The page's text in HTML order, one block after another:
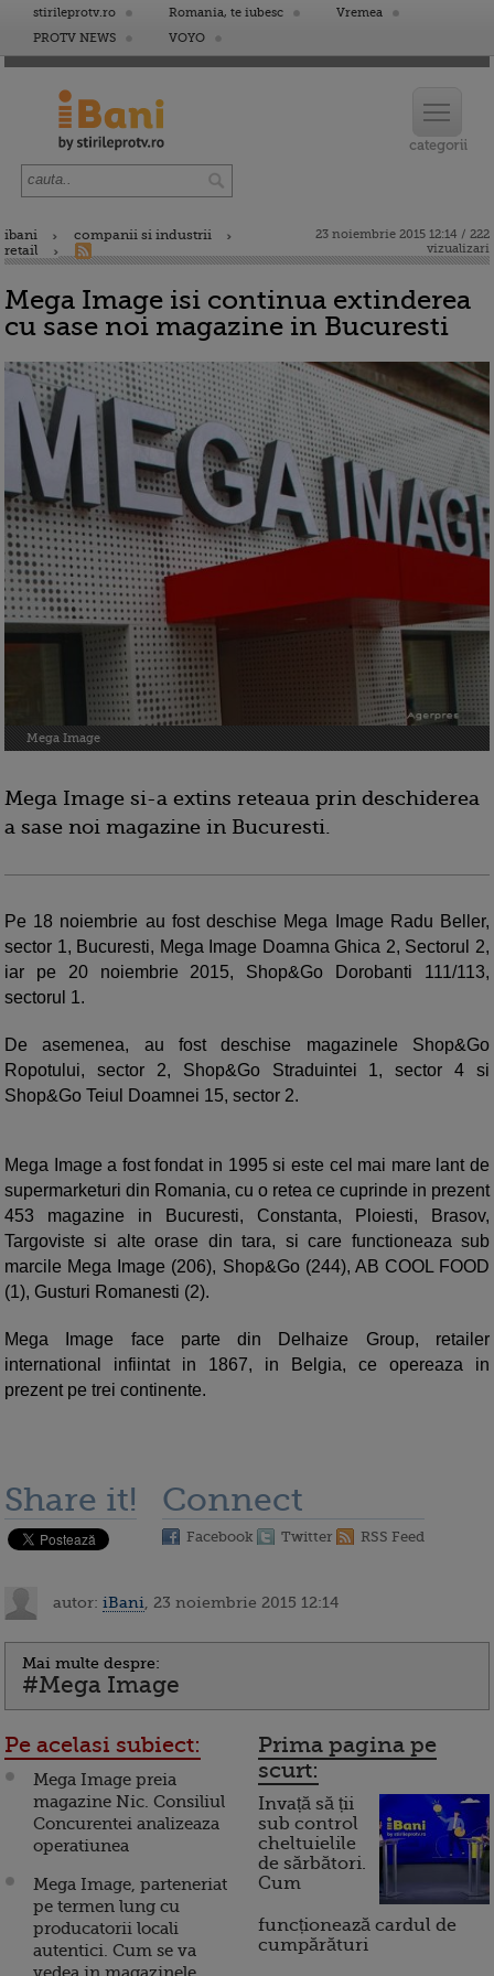
stirileprotv.ro Romania, te iubesc
Vremea
PROTV NEWS
VOYO
ibani
companii si industrii
retail
23 noiembrie 2015 12:14 / 222
vizualizari
Mega Image isi continua extinderea
cu sase noi magazine in Bucuresti
Mega Image
Mega Image si-a extins reteaua prin deschiderea
a sase noi magazine in Bucuresti.
Pe 18 noiembrie au fost deschise Mega Image Radu Beller,
sector 1, Bucuresti, Mega Image Doamna Ghica 2, Sectorul 2,
iar pe 20 noiembrie 2015, Shop&Go Dorobanti 111/113,
sectorul 1.
De asemenea, au fost deschise magazinele Shop&Go
Ropotului, sector 2, Shop&Go Straduintei 1, sector 4 si
Shop&Go Teiul Doamnei 15, sector 2.
Mega Image a fost fondat in 1995 si este cel mai mare lant de
supermarketuri din Romania, cu o retea ce cuprinde in prezent
453 magazine in Bucuresti, Constanta, Ploiesti, Brasov,
Targoviste si alte orase din tara, si care functioneaza sub
marcile Mega Image (206), Shop&Go (244), AB COOL FOOD
(1), Gusturi Romanesti (2).
Mega Image face parte din Delhaize Group, retailer
international infiintat in 1867, in Belgia, ce opereaza in
prezent pe trei continente.
Share it! Connect
Facebook Twitter RSS Feed
autor: iBani , 23 noiembrie 2015 12:14
Mai multe despre:
#Mega Image
Pe acelasi subiect:
Mega Image preia
magazine Nic. Consiliul
Concurentei analizeaza
operatiunea
Mega Image, parteneriat
pe termen lung cu
producatorii locali
autentici. Cum se va
Prima pagina pe
scurt:
Invață să ții
sub control
cheltuielile
de sărbători.
Cum
funcționează cardul de
cumpărături